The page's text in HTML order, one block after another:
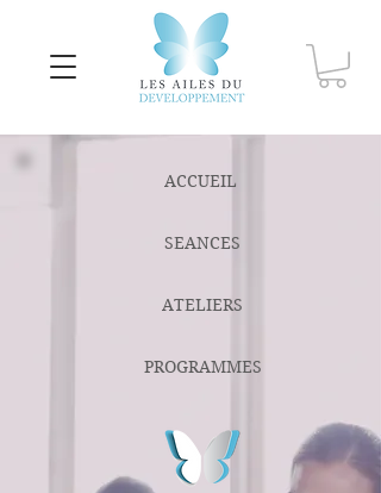
ACCUEIL
SEANCES
ATELIERS
PROGRAMMES